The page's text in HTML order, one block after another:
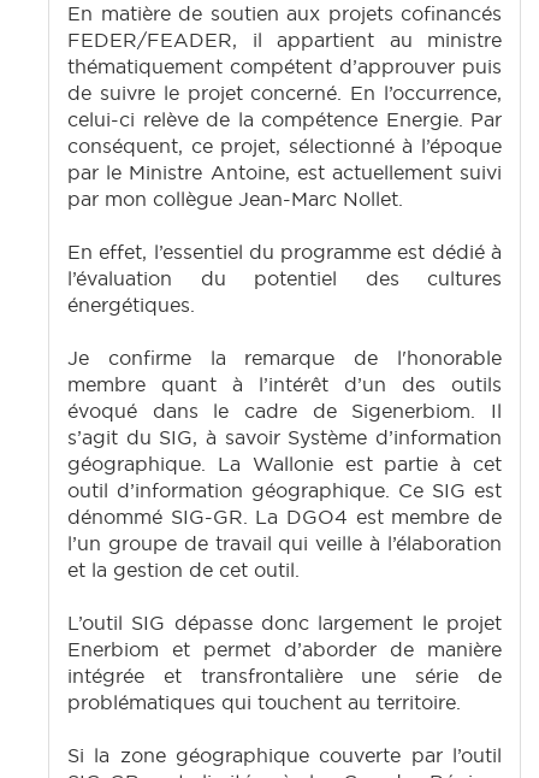
En matière de soutien aux projets cofinancés
FEDER/FEADER, il appartient au ministre
thématiquement compétent d’approuver puis
de suivre le projet concerné. En l’occurrence,
celui-ci relève de la compétence Energie. Par
conséquent, ce projet, sélectionné à l’époque
par le Ministre Antoine, est actuellement suivi
par mon collègue Jean-Marc Nollet.
En effet, l’essentiel du programme est dédié à
l’évaluation du potentiel des cultures
énergétiques.
Je confirme la remarque de l'honorable
membre quant à l’intérêt d’un des outils
évoqué dans le cadre de Sigenerbiom. Il
s’agit du SIG, à savoir Système d’information
géographique. La Wallonie est partie à cet
outil d’information géographique. Ce SIG est
dénommé SIG-GR. La DGO4 est membre de
l’un groupe de travail qui veille à l’élaboration
et la gestion de cet outil.
L’outil SIG dépasse donc largement le projet
Enerbiom et permet d’aborder de manière
intégrée et transfrontalière une série de
problématiques qui touchent au territoire.
Si la zone géographique couverte par l’outil